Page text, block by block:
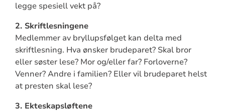
legge spesiell vekt på?
2. Skriftlesningene
Medlemmer av bryllupsfølget kan delta med
skriftlesning. Hva ønsker brudeparet? Skal bror
eller søster lese? Mor og/eller far? Forloverne?
Venner? Andre i familien? Eller vil brudeparet helst
at presten skal lese?
3. Ekteskapsløftene